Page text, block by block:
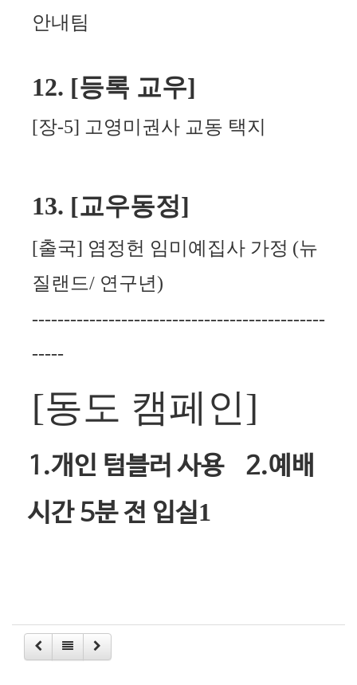
안내팀
12. [등록 교우]
[장-5] 고영미권사 교동 택지
13. [교우동정]
[출국] 염정헌 임미예집사 가정 (뉴
질랜드/ 연구년)
----------------------------------------------
-----
[동도 캠페인]
1.개인 텀블러 사용 2.예배
시간5분 전 입실1